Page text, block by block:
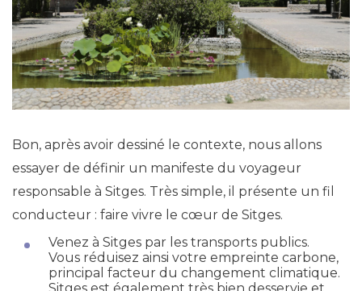
Bon, après avoir dessiné le contexte, nous allons
essayer de définir un manifeste du voyageur
responsable à Sitges. Très simple, il présente un fil
conducteur : faire vivre le cœur de Sitges.
Venez à Sitges par les transports publics.
Vous réduisez ainsi votre empreinte carbone,
principal facteur du changement climatique.
Sitges est également très bien desservie et